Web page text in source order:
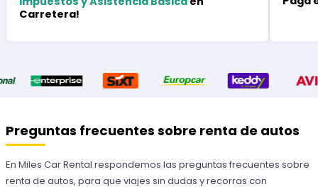
Carretera!
Preguntas frecuentes sobre renta de autos
En Miles Car Rental respondemos las preguntas frecuentes sobre
renta de autos, para que viajes sin dudas y recorras con